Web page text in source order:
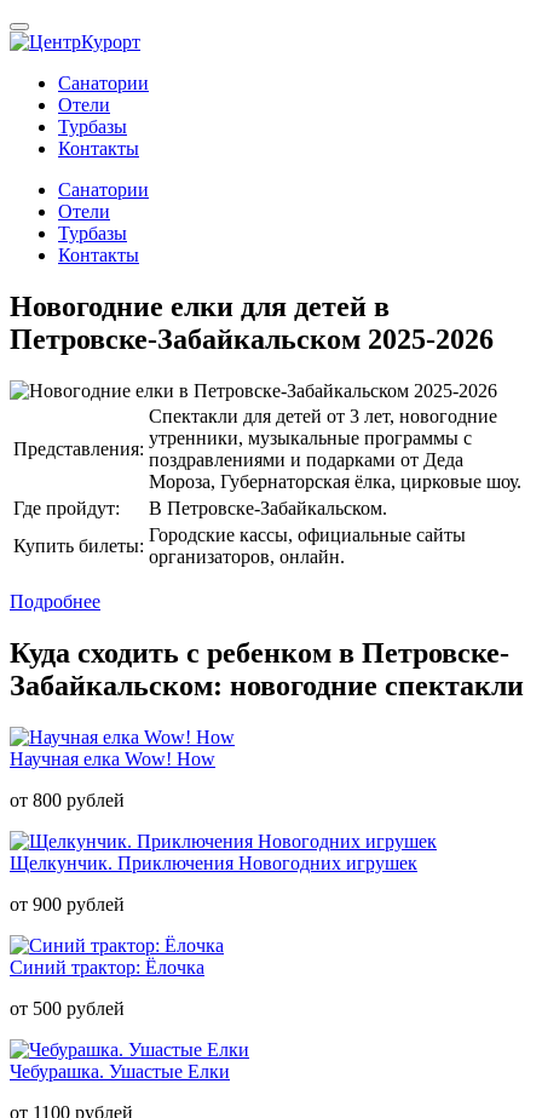
Санатории
Отели
Турбазы
Контакты
Санатории
Отели
Турбазы
Контакты
Новогодние елки для детей в
Петровске-Забайкальском 2025-2026
Представления:
Спектакли для детей от 3 лет, новогодние
утренники, музыкальные программы с
поздравлениями и подарками от Деда
Мороза, Губернаторская ёлка, цирковые шоу.
Где пройдут:
В Петровске-Забайкальском.
Купить билеты:
Городские кассы, официальные сайты
организаторов, онлайн.
Подробнее
Куда сходить с ребенком в Петровске-
Забайкальском: новогодние спектакли
Научная елка Wow! How
от 800 рублей
Щелкунчик. Приключения Новогодних игрушек
от 900 рублей
Синий трактор: Ёлочка
от 500 рублей
Чебурашка. Ушастые Елки
от 1100 рублей